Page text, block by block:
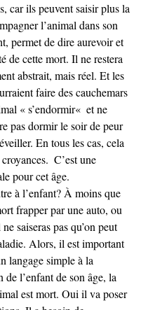
car ils peuvent saisir plus la
l’animal dans son
permet de dire aurevoir et
de cette mort. Il ne restera
abstrait, mais réel. Et les
faire des cauchemars
« s’endormir«  et ne
pas dormir le soir de peur
En tous les cas, cela
C’est une
pour cet âge.
à l’enfant? À moins que
frapper par une auto, ou
saiseras pas qu’on peut
Alors, il est important
langage simple à la
de l’enfant de son âge, la
est mort. Oui il va poser